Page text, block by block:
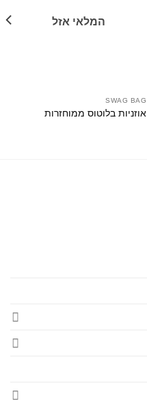
המלאי אזל
SWAG BAG
אוזניות בלוטוס ממוחזרות